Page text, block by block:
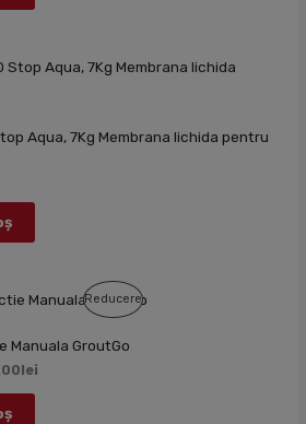
Aqua, 7Kg Membrana lichida pentru
ReducereProdus
Manuala GroutGo
lei